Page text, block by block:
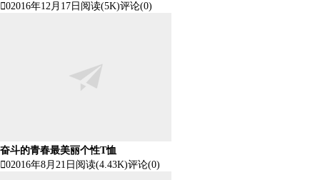
02016年12月17日 阅读(5K)评论(0)
奋斗的青春最美丽个性T恤
02016年8月21日 阅读(4.43K)评论(0)